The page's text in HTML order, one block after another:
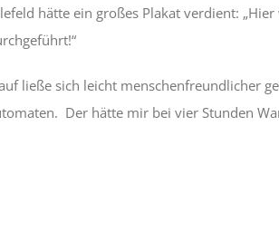
hätte ein großes Plakat verdient:
ließe sich leicht menschenfreundlicher
Der hätte mir bei vier Stunden